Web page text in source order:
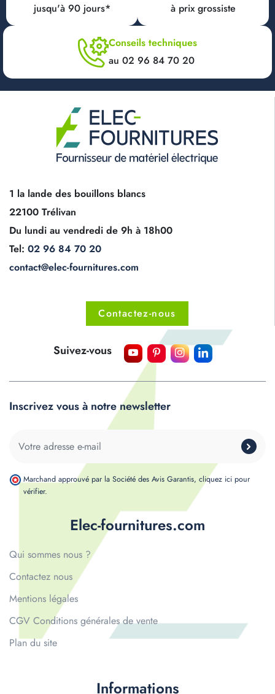
jusqu'à 90 jours*
à prix grossiste
Conseils techniques
au 02 96 84 70 20
1 la lande des bouillons blancs
22100 Trélivan
Du lundi au vendredi de 9h à 18h00
Tel: 02 96 84 70 20
contact@elec-fournitures.com
Contactez-nous
Elec-fournitures.com
Qui sommes nous ?
Contactez nous
Mentions légales
CGV Conditions générales de vente
Plan du site
Informations
Suivez-vous
Inscrivez vous à notre newsletter
Marchand approuvé par la Société des Avis Garantis, cliquez ici pour
vérifier.